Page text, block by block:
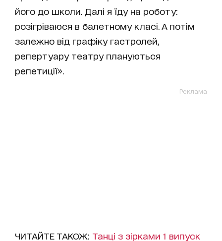
його до школи. Далі я їду на роботу:
розігріваюся в балетному класі. А потім
залежно від графіку гастролей,
репертуару театру плануються
репетиції».
Реклама
ЧИТАЙТЕ ТАКОЖ: Танці з зірками 1 випуск